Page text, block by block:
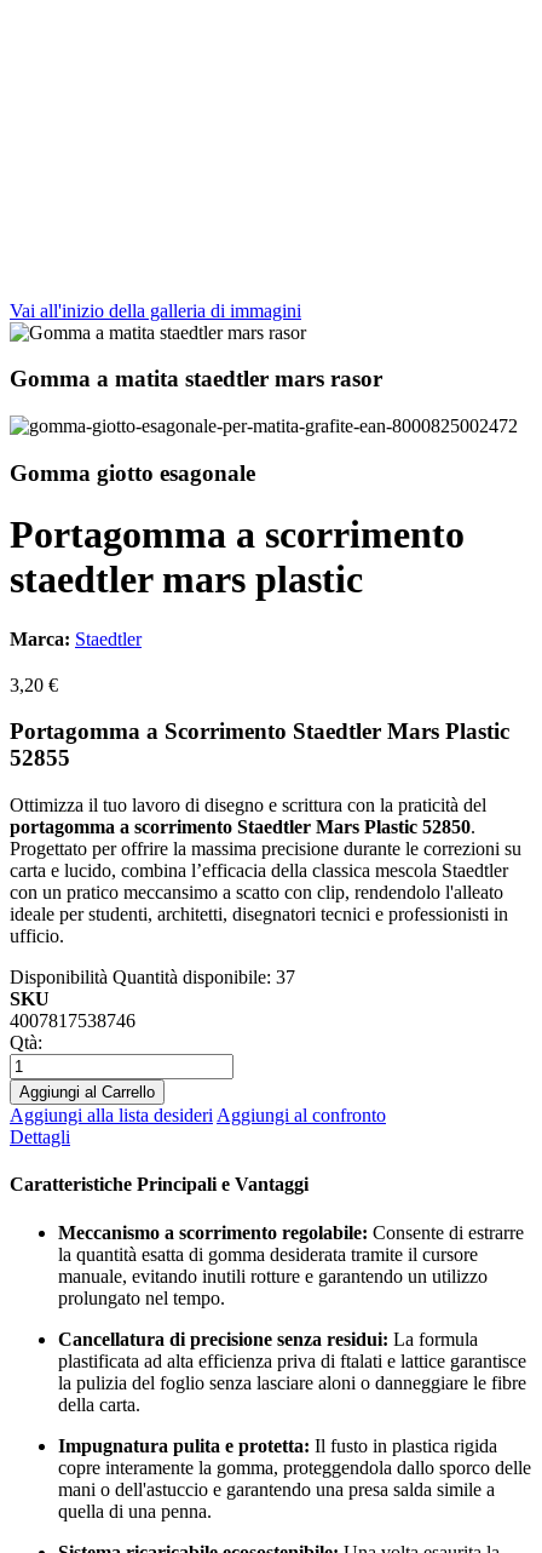
Vai all'inizio della galleria di immagini
Gomma a matita staedtler mars rasor
Gomma giotto esagonale
Portagomma a scorrimento
staedtler mars plastic
Marca: Staedtler
3,20 €
Portagomma a Scorrimento Staedtler Mars Plastic
52855
Ottimizza il tuo lavoro di disegno e scrittura con la praticità del
portagomma a scorrimento Staedtler Mars Plastic 52850.
Progettato per offrire la massima precisione durante le correzioni su
carta e lucido, combina l’efficacia della classica mescola Staedtler
con un pratico meccansimo a scatto con clip, rendendolo l'alleato
ideale per studenti, architetti, disegnatori tecnici e professionisti in
ufficio.
Disponibilità Quantità disponibile: 37
SKU
4007817538746
Qtà:
Aggiungi al Carrello
Aggiungi alla lista desideri Aggiungi al confronto
Dettagli
Caratteristiche Principali e Vantaggi
Meccanismo a scorrimento regolabile: Consente di estrarre
la quantità esatta di gomma desiderata tramite il cursore
manuale, evitando inutili rotture e garantendo un utilizzo
prolungato nel tempo.
Cancellatura di precisione senza residui: La formula
plastificata ad alta efficienza priva di ftalati e lattice garantisce
la pulizia del foglio senza lasciare aloni o danneggiare le fibre
della carta.
Impugnatura pulita e protetta: Il fusto in plastica rigida
copre interamente la gomma, proteggendola dallo sporco delle
mani o dell'astuccio e garantendo una presa salda simile a
quella di una penna.